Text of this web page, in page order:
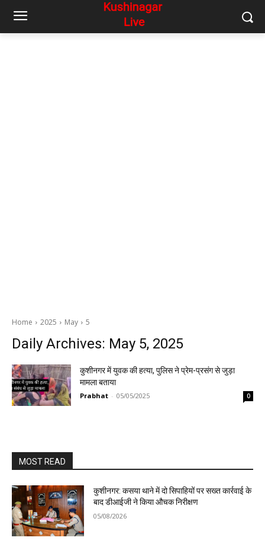
Home 2025 May 5
Daily Archives: May 5, 2025
कुशीनगर में युवक की हत्या, पुलिस ने प्रेम-प्रसंग से जुड़ा
मामला बताया
Prabhat - 05/05/2025 0
MOST READ
कुशीनगर: कसया थाने में दो सिपाहियों पर सख्त कार्रवाई के
बाद डीआईजी ने किया औचक निरीक्षण
05/08/2026